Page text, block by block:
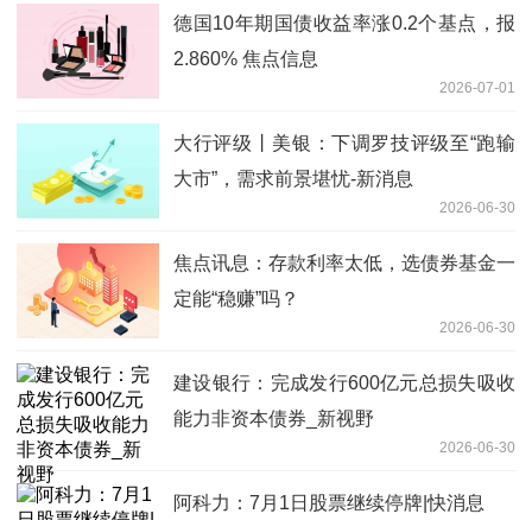
德国10年期国债收益率涨0.2个基点，报
2.860% 焦点信息
2026-07-01
大行评级丨美银：下调罗技评级至“跑输
大市”，需求前景堪忧-新消息
2026-06-30
焦点讯息：存款利率太低，选债券基金一
定能“稳赚”吗？
2026-06-30
建设银行：完成发行600亿元总损失吸收
能力非资本债券_新视野
2026-06-30
阿科力：7月1日股票继续停牌|快消息